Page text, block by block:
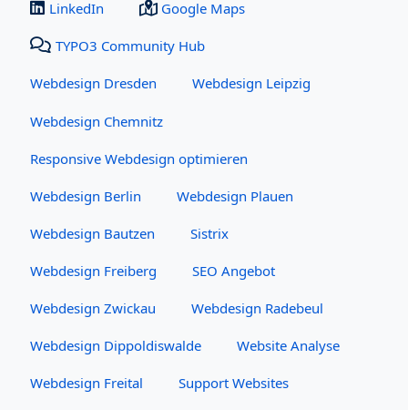
LinkedIn Google Maps
TYPO3 Community Hub
Webdesign Dresden Webdesign Leipzig
Webdesign Chemnitz
Responsive Webdesign optimieren
Webdesign Berlin Webdesign Plauen
Webdesign Bautzen Sistrix
Webdesign Freiberg SEO Angebot
Webdesign Zwickau Webdesign Radebeul
Webdesign Dippoldiswalde Website Analyse
Webdesign Freital Support Websites